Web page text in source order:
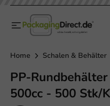
Home Schalen & Behälter
PP-
500cc - 500 Stk/